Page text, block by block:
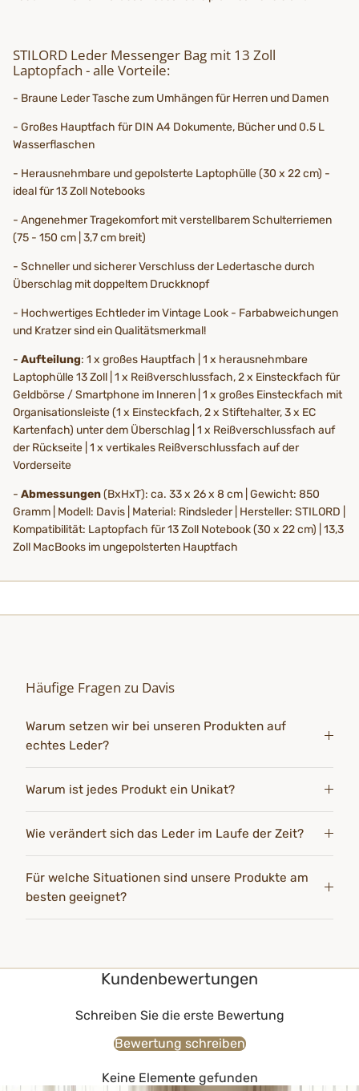
STILORD Leder Messenger Bag mit 13 Zoll
Laptopfach - alle Vorteile:
- Braune Leder Tasche zum Umhängen für Herren und Damen
- Großes Hauptfach für DIN A4 Dokumente, Bücher und 0.5 L
Wasserflaschen
- Herausnehmbare und gepolsterte Laptophülle (30 x 22 cm) -
ideal für 13 Zoll Notebooks
- Angenehmer Tragekomfort mit verstellbarem Schulterriemen
(75 - 150 cm | 3,7 cm breit)
- Schneller und sicherer Verschluss der Ledertasche durch
Überschlag mit doppeltem Druckknopf
- Hochwertiges Echtleder im Vintage Look - Farbabweichungen
und Kratzer sind ein Qualitätsmerkmal!
- Aufteilung: 1 x großes Hauptfach | 1 x herausnehmbare
Laptophülle 13 Zoll | 1 x Reißverschlussfach, 2 x Einsteckfach für
Geldbörse / Smartphone im Inneren | 1 x großes Einsteckfach mit
Organisationsleiste (1 x Einsteckfach, 2 x Stiftehalter, 3 x EC
Kartenfach) unter dem Überschlag | 1 x Reißverschlussfach auf
der Rückseite | 1 x vertikales Reißverschlussfach auf der
Vorderseite
- Abmessungen(BxHxT): ca. 33 x 26 x 8 cm | Gewicht: 850
Gramm | Modell: Davis | Material: Rindsleder | Hersteller: STILORD |
Kompatibilität: Laptopfach für 13 Zoll Notebook (30 x 22 cm) | 13,3
Zoll MacBooks im ungepolsterten Hauptfach
Häufige Fragen zu Davis
Warum setzen wir bei unseren Produkten auf
echtes Leder?
Warum ist jedes Produkt ein Unikat?
Wie verändert sich das Leder im Laufe der Zeit?
Für welche Situationen sind unsere Produkte am
besten geeignet?
Kundenbewertungen
Schreiben Sie die erste Bewertung
Bewertung schreiben
Keine Elemente gefunden